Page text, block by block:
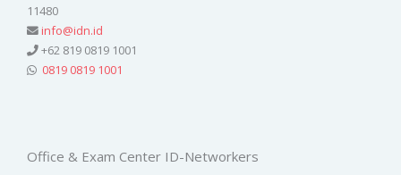
11480
info@idn.id
+62 819 0819 1001
0819 0819 1001
Office & Exam Center ID-Networkers